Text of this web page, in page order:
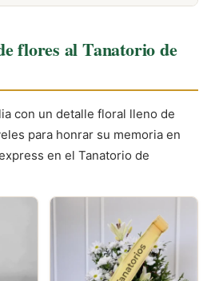
flores al Tanatorio de
con un detalle floral lleno de
para honrar su memoria en
en el Tanatorio de